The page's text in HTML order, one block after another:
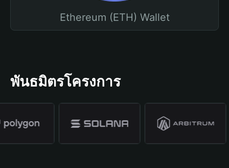
Ethereum (ETH) Wallet
พันธมิตรโครงการ